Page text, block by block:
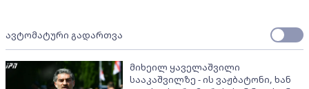
ავტომატური გადართვა
მიხეილ ყაველაშვილი
სააკაშვილზე - ის ვაჟბატონი, ხან